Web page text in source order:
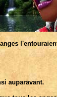
auparavant.